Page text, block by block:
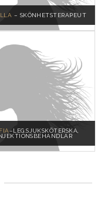
– SKÖNHETSTERAPEUT
–LEG.SJUKSKÖTERSKA,